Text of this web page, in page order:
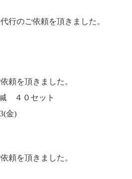
行のご依頼を頂きました。
頼を頂きました。
４０セット
金)
頼を頂きました。